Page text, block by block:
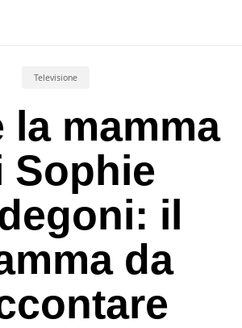
Televisione
la mamma
Sophie
il
da